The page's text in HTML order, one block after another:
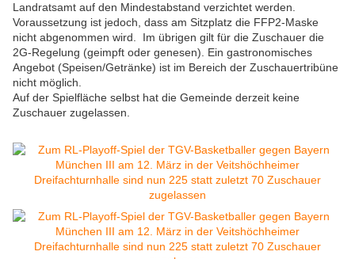
Landratsamt auf den Mindestabstand verzichtet werden.
Voraussetzung ist jedoch, dass am Sitzplatz die FFP2-Maske
nicht abgenommen wird. Im übrigen gilt für die Zuschauer die
2G-Regelung (geimpft oder genesen). Ein gastronomisches
Angebot (Speisen/Getränke) ist im Bereich der Zuschauertribüne
nicht möglich.
Auf der Spielfläche selbst hat die Gemeinde derzeit keine
Zuschauer zugelassen.